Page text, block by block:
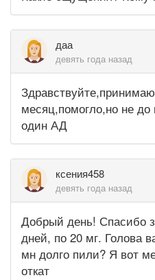
даа
девять года назад
месяц,помогло,но не
один АД
ксения458
девять года назад
Добрый день! Спасибо
дней, по 20 мг. Голова
мн долго пили? Я вот
откат